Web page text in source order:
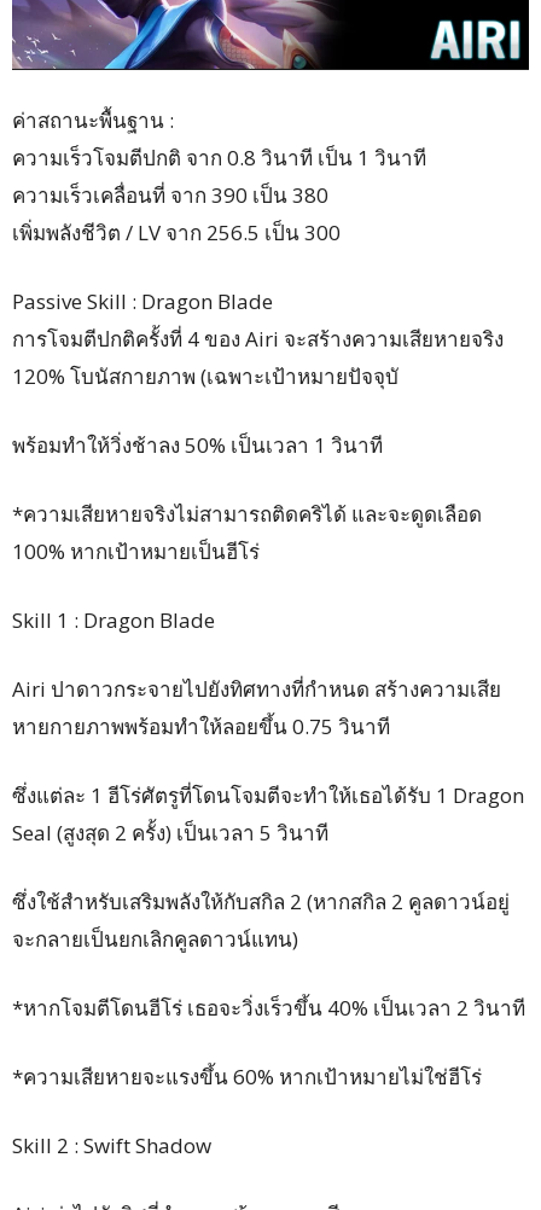
ค่าสถานะพื้นฐาน :
ความเร็วโจมตีปกติ จาก 0.8 วินาที เป็น 1 วินาที
ความเร็วเคลื่อนที่ จาก 390 เป็น 380
เพิ่มพลังชีวิต / LV จาก 256.5 เป็น 300
Passive Skill : Dragon Blade
การโจมตีปกติครั้งที่ 4 ของ Airi จะสร้างความเสียหายจริง
120% โบนัสกายภาพ (เฉพาะเป้าหมายปัจจุบั
พร้อมทำให้วิ่งช้าลง 50% เป็นเวลา 1 วินาที
*ความเสียหายจริงไม่สามารถติดคริได้ และจะดูดเลือด
100% หากเป้าหมายเป็นฮีโร่
Skill 1 : Dragon Blade
Airi ปาดาวกระจายไปยังทิศทางที่กำหนด สร้างความเสีย
หายกายภาพพร้อมทำให้ลอยขึ้น 0.75 วินาที
ซึ่งแต่ละ 1 ฮีโร่ศัตรูที่โดนโจมตีจะทำให้เธอได้รับ 1 Dragon
Seal (สูงสุด 2 ครั้ง) เป็นเวลา 5 วินาที
ซึ่งใช้สำหรับเสริมพลังให้กับสกิล 2 (หากสกิล 2 คูลดาวน์อยู่
จะกลายเป็นยกเลิกคูลดาวน์แทน)
*หากโจมตีโดนฮีโร่ เธอจะวิ่งเร็วขึ้น 40% เป็นเวลา 2 วินาที
*ความเสียหายจะแรงขึ้น 60% หากเป้าหมายไม่ใช่ฮีโร่
Skill 2 : Swift Shadow